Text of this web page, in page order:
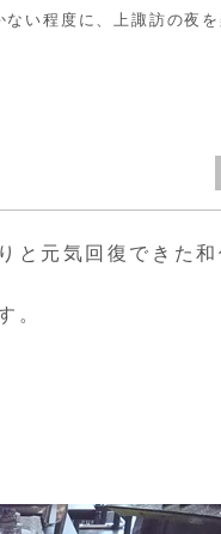
い程度に、上諏訪の夜を
と元気回復できた和
。